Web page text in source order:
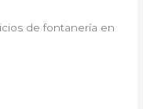
de fontanería en